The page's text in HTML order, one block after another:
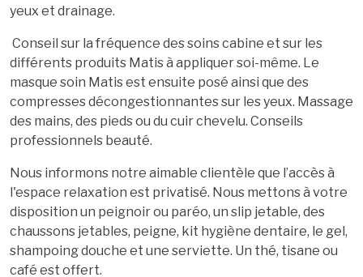
yeux et drainage.
Conseil sur la fréquence des soins cabine et sur les
différents produits Matis à appliquer soi-même. Le
masque soin Matis est ensuite posé ainsi que des
compresses décongestionnantes sur les yeux. Massage
des mains, des pieds ou du cuir chevelu. Conseils
professionnels beauté.
Nous informons notre aimable clientèle que l’accès à
l'espace relaxation est privatisé. Nous mettons à votre
disposition un peignoir ou paréo, un slip jetable, des
chaussons jetables, peigne, kit hygiène dentaire, le gel,
shampoing douche et une serviette. Un thé, tisane ou
café est offert.